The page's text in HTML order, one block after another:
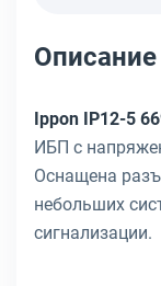
Описание
Ippon IP12-5
ИБП с
Оснащена
небольших
сигнализации.